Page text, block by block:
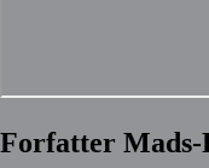
Forfatter Mads-